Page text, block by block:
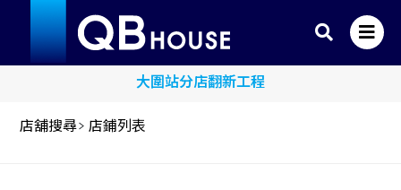
大圍站分店翻新工程
店舖搜尋> 店鋪列表